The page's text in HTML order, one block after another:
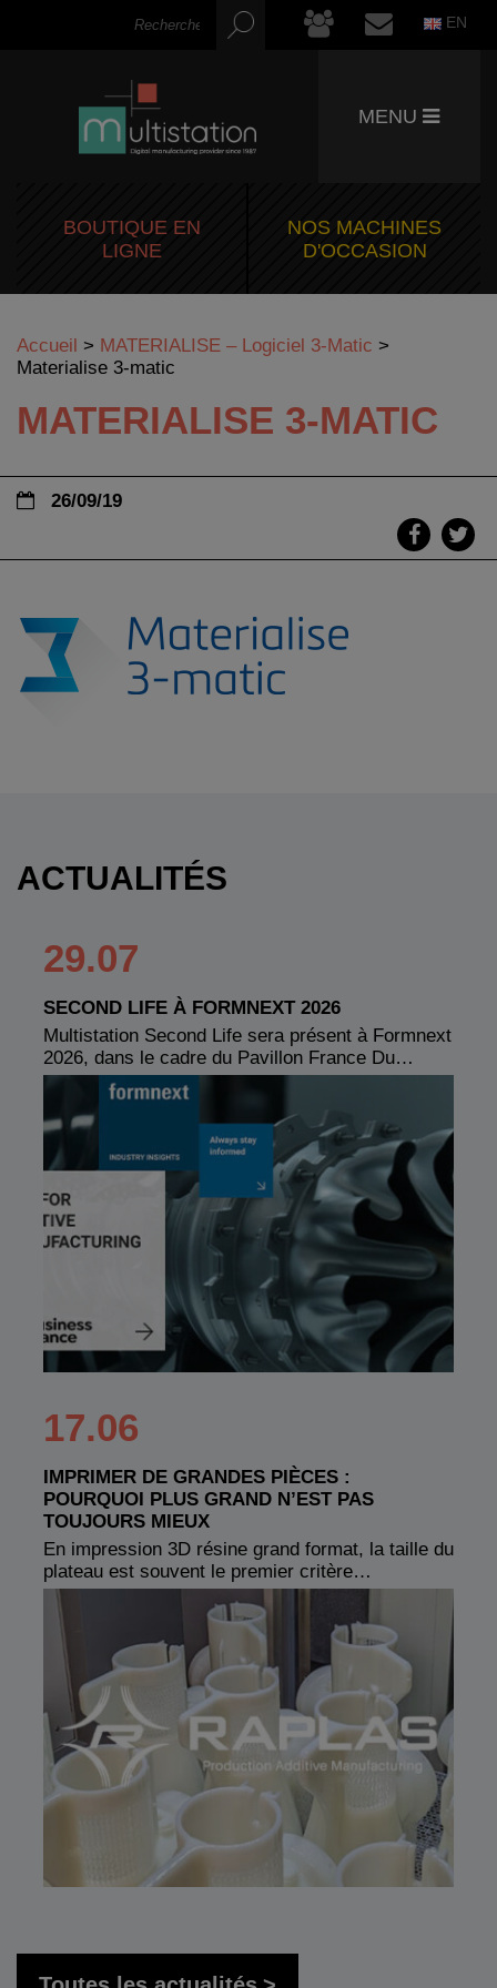
EN
MENU
BOUTIQUE EN
LIGNE
NOS MACHINES
D'OCCASION
Accueil > MATERIALISE – Logiciel 3-Matic >
Materialise 3-matic
MATERIALISE 3-MATIC
26/09/19
ACTUALITÉS
29.07
SECOND LIFE À FORMNEXT 2026
Multistation Second Life sera présent à Formnext
2026, dans le cadre du Pavillon France Du…
17.06
IMPRIMER DE GRANDES PIÈCES :
POURQUOI PLUS GRAND N’EST PAS
TOUJOURS MIEUX
En impression 3D résine grand format, la taille du
plateau est souvent le premier critère…